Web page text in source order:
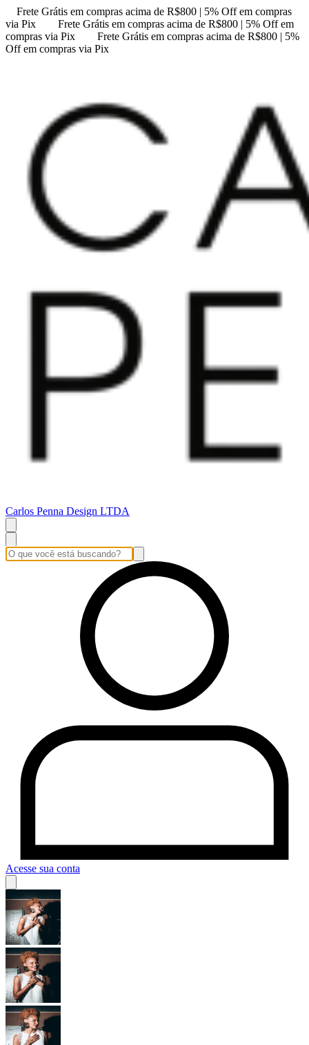
Frete Grátis em compras acima de R$800 | 5% Off em compras
via Pix
Frete Grátis em compras acima de R$800 | 5% Off em
compras via Pix
Frete Grátis em compras acima de R$800 | 5%
Off em compras via Pix
Carlos Penna Design LTDA
Acesse sua conta